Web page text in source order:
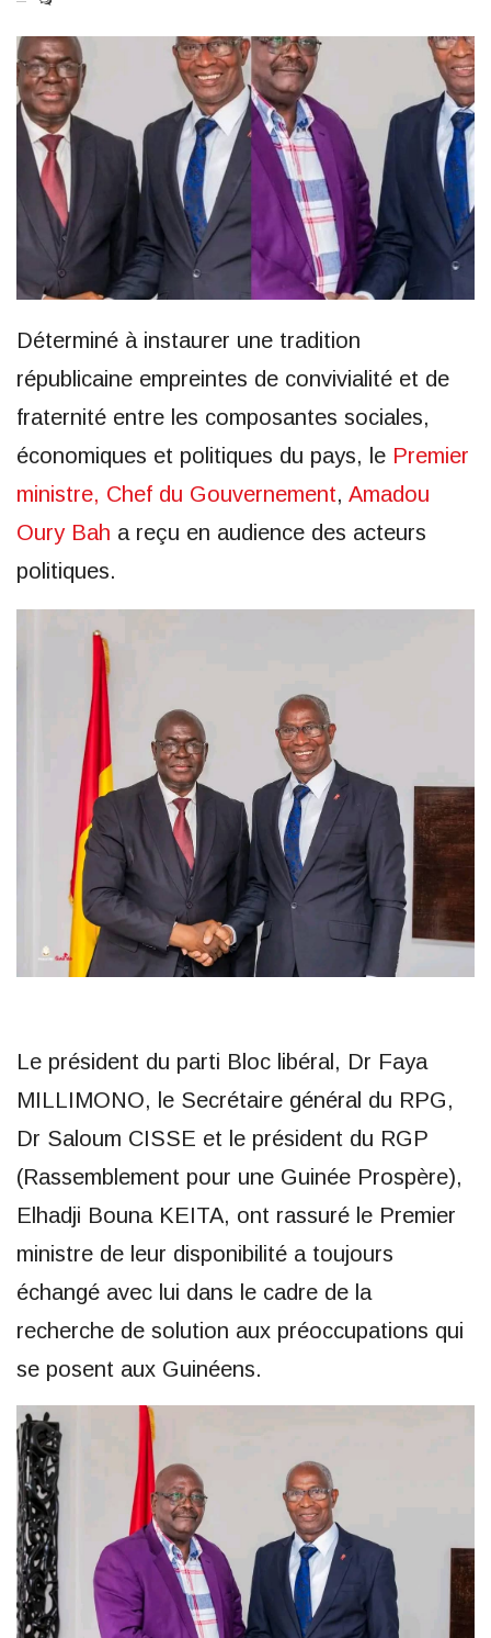
Déterminé à instaurer une tradition
républicaine empreintes de convivialité et de
fraternité entre les composantes sociales,
économiques et politiques du pays, le Premier
ministre, Chef du Gouvernement, Amadou
Oury Bah a reçu en audience des acteurs
politiques.
Le président du parti Bloc libéral, Dr Faya
MILLIMONO, le Secrétaire général du RPG,
Dr Saloum CISSE et le président du RGP
(Rassemblement pour une Guinée Prospère),
Elhadji Bouna KEITA, ont rassuré le Premier
ministre de leur disponibilité a toujours
échangé avec lui dans le cadre de la
recherche de solution aux préoccupations qui
se posent aux Guinéens.